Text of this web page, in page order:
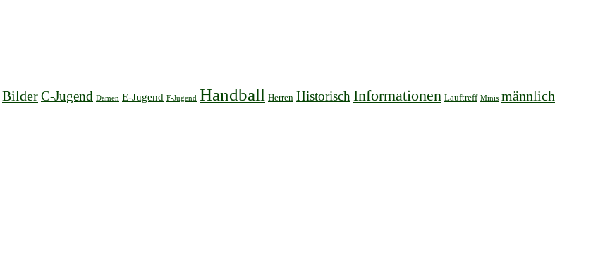
BilderC-Jugend Damen E-Jugend F-Jugend Handball Herren Historisch Informationen Lauftreff Minis männlich